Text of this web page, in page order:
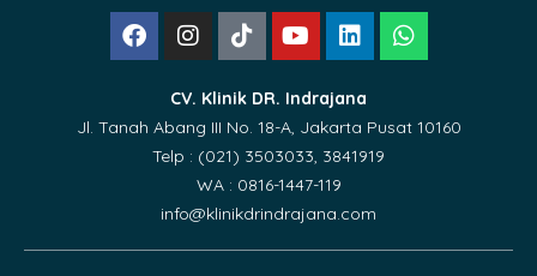
CV. Klinik DR. Indrajana
Jl. Tanah Abang III No. 18-A, Jakarta Pusat 10160
Telp : (021) 3503033, 3841919
WA : 0816-1447-119
info@klinikdrindrajana.com